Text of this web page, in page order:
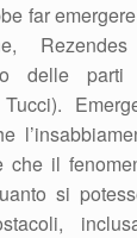
far
delle
che il
si